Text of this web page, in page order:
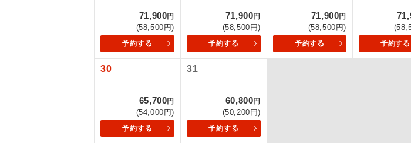
71,900円
(58,500円)
予約する
71,900円
(58,500円)
予約する
71,900円
(58,500円)
予約する 予約する
30
65,700円
(54,000円)
予約する
31
60,800円
(50,200円)
予約する
せん。
露天風呂 ご宿泊ホテルに露
大浴場 ご宿泊ホテルに大
お部屋食
周りの音を気にせ